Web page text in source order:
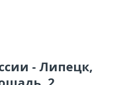
- Липецк,